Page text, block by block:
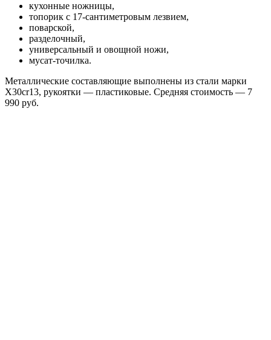
кухонные ножницы,
топорик с 17-сантиметровым лезвием,
поварской,
разделочный,
универсальный и овощной ножи,
мусат-точилка.
Металлические составляющие выполнены из стали марки
X30cr13, рукоятки — пластиковые. Средняя стоимость — 7
990 руб.